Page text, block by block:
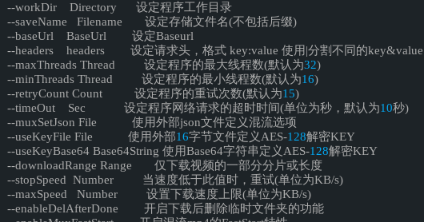
--workDir Directory 设定程序工作目录
--saveName Filename 设定存储文件名(不包括后缀)
--baseUrl BaseUrl 设定Baseurl
--headers headers 设定请求头，格式 key:value 使用|分割不同的key&value
--maxThreads Thread 设定程序的最大线程数(默认为32)
--minThreads Thread 设定程序的最小线程数(默认为16)
--retryCount Count 设定程序的重试次数(默认为15)
--timeOut Sec 设定程序网络请求的超时时间(单位为秒，默认为10秒)
--muxSetJson File 使用外部json文件定义混流选项
--useKeyFile File 使用外部16字节文件定义AES-128解密KEY
--useKeyBase64 Base64String 使用Base64字符串定义AES-128解密KEY
--downloadRange Range 仅下载视频的一部分分片或长度
--stopSpeed Number 当速度低于此值时，重试(单位为KB/s)
--maxSpeed Number 设置下载速度上限(单位为KB/s)
--enableDelAfterDone 开启下载后删除临时文件夹的功能